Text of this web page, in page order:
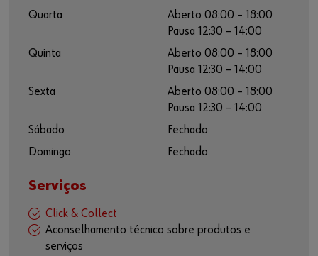
Quarta
Aberto 08:00 – 18:00
Pausa 12:30 – 14:00
Quinta
Aberto 08:00 – 18:00
Pausa 12:30 – 14:00
Sexta
Aberto 08:00 – 18:00
Pausa 12:30 – 14:00
Sábado
Fechado
Domingo
Fechado
Serviços
Click & Collect
Aconselhamento técnico sobre produtos e
serviços